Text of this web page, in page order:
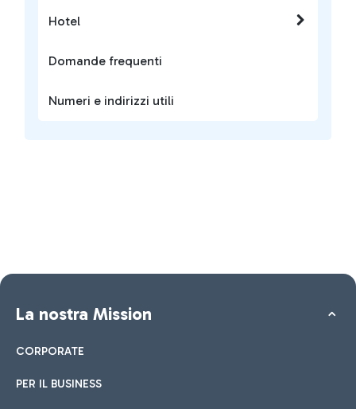
Hotel
Domande frequenti
Numeri e indirizzi utili
La nostra Mission
CORPORATE
PER IL BUSINESS